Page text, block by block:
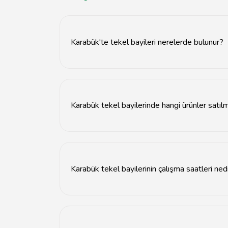
Karabük'te tekel bayileri nerelerde bulunur?
Karabük tekel bayilerinde hangi ürünler
Karabük tekel bayilerinin çalışma saatleri